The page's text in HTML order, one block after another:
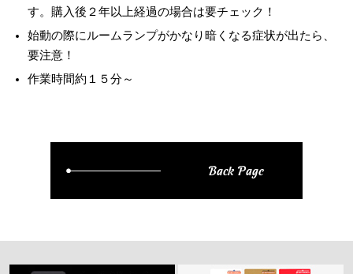
す。購入後２年以上経過の場合は要チェック！
始動の際にルームランプがかなり暗くなる症状が出たら、
要注意！
作業時間約１５分～
Back Page